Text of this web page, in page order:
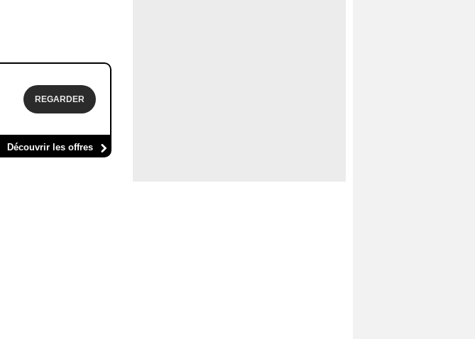
REGARDER
Découvrir les offres